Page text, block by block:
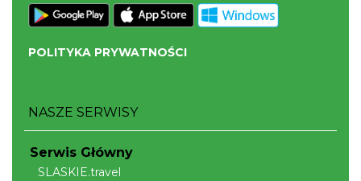
POLITYKA PRYWATNOŚCI
NASZE SERWISY
Serwis Główny
SLASKIE.travel